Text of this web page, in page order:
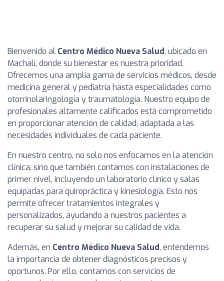
Bienvenido al Centro Médico Nueva Salud, ubicado en
Machalí, donde su bienestar es nuestra prioridad.
Ofrecemos una amplia gama de servicios médicos, desde
medicina general y pediatría hasta especialidades como
otorrinolaringología y traumatología. Nuestro equipo de
profesionales altamente calificados está comprometido
en proporcionar atención de calidad, adaptada a las
necesidades individuales de cada paciente.
En nuestro centro, no solo nos enfocamos en la atención
clínica, sino que también contamos con instalaciones de
primer nivel, incluyendo un laboratorio clínico y salas
equipadas para quiropráctica y kinesiología. Esto nos
permite ofrecer tratamientos integrales y
personalizados, ayudando a nuestros pacientes a
recuperar su salud y mejorar su calidad de vida.
Además, en Centro Médico Nueva Salud, entendemos
la importancia de obtener diagnósticos precisos y
oportunos. Por ello, contamos con servicios de